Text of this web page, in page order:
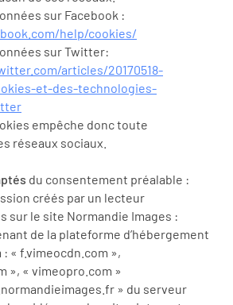
sur Facebook :
help/cookies/
sur Twitter:
articles/20170518-
et-des-technologies-
empêche donc toute
réseaux sociaux.
du consentement préalable :
créés par un lecteur
sur le site Normandie Images :
de la plateforme d’hébergement
« f.vimeocdn.com »,
», « vimeopro.com »
» du serveur